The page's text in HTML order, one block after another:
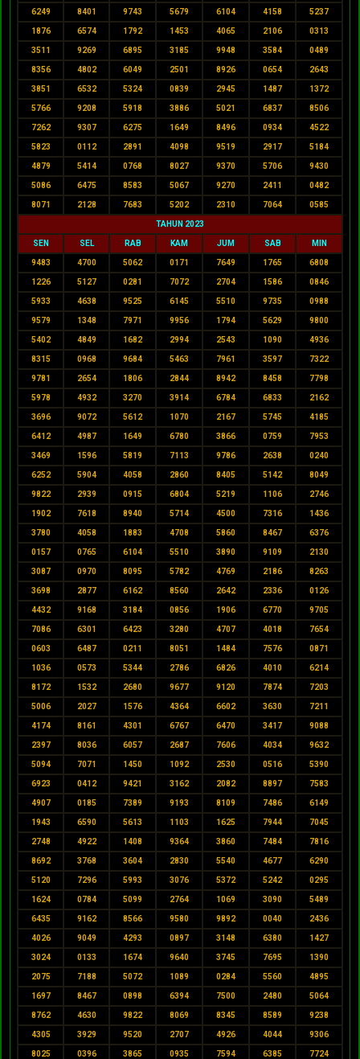
6249 8401 9743 5679 6104 4158 5237
1876 6574 1792 1453 4065 2106 0313
3511 9269 6895 3185 9948 3584 0489
8356 4802 6049 2501 8926 0654 2643
3851 6532 5324 0839 2945 1487 1372
5766 9208 5918 3886 5021 6837 8506
7262 9307 6275 1649 8496 0934 4522
5823 0112 2891 4098 9519 2917 5184
4879 5414 0768 8027 9370 5706 9430
5086 6475 8583 5067 9270 2411 0482
8071 2128 7683 5202 2310 7064 0585
TAHUN 2023
SEN SEL RAB KAM JUM SAB MIN
9483 4700 5062 0171 7649 1765 6808
1226 5127 0281 7072 2704 1586 0846
5933 4638 9525 6145 5510 9735 0988
9579 1348 7971 9956 1794 5629 9800
5402 4849 1682 2994 2543 1090 4936
8315 0968 9684 5463 7961 3597 7322
9781 2654 1806 2844 8942 8458 7798
5978 4932 3270 3914 6784 6833 2162
3696 9072 5612 1070 2167 5745 4185
6412 4987 1649 6780 3866 0759 7953
3469 1596 5819 7113 9786 2638 0240
6252 5904 4058 2860 8405 5142 8049
9822 2939 0915 6804 5219 1106 2746
1902 7618 8940 5714 4500 7316 1436
3780 4058 1883 4708 5860 8467 6376
0157 0765 6104 5510 3890 9109 2130
3087 0970 8095 5782 4769 2186 8263
3698 2877 6162 8560 2642 2336 0126
4432 9168 3184 0856 1906 6770 9705
7086 6301 6423 3280 4707 4018 7654
0603 6487 0211 8051 1484 7576 0871
1036 0573 5344 2786 6826 4010 6214
8172 1532 2680 9677 9120 7874 7203
5006 2027 1576 4364 6602 3630 7211
4174 8161 4301 6767 6470 3417 9088
2397 8036 6057 2687 7606 4034 9632
5094 7071 1450 1092 2530 0516 5390
6923 0412 9421 3162 2082 8897 7583
4907 0185 7389 9193 8109 7486 6149
1943 6590 5613 1103 1625 7944 7045
2748 4922 1408 9364 3860 7484 7816
8692 3768 3604 2830 5540 4677 6290
5120 7296 5993 3076 5372 5242 0295
1624 0784 5099 2764 1069 3090 5489
6435 9162 8566 9580 9892 0040 2436
4026 9049 4293 0897 3148 6380 1427
3024 0133 1674 9640 3745 7695 1390
2075 7188 5072 1089 0284 5560 4895
1697 8467 0898 6394 7500 2480 5064
8762 4630 9822 8069 8345 8589 9238
4305 3929 9520 2707 4926 4044 9306
8025 0396 3865 0935 7594 6385 7724